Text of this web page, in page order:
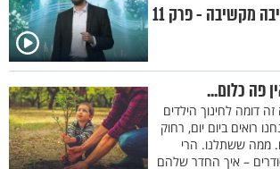
מקשיבה - פרק 11
פה כלום...
דומה לחינוך הילדים
רואים ביום יום, רחוק
ממה ששתלנו. הרי
– איך החדר שלהם